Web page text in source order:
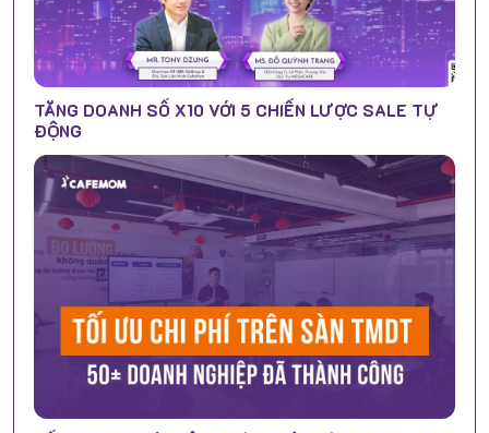
TĂNG DOANH SỐ X10 VỚI 5 CHIẾN LƯỢC SALE TỰ
ĐỘNG